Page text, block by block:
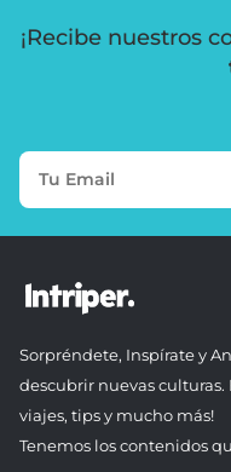
¡Recibe nuestros
Sorpréndete, Inspírate y
descubrir nuevas
viajes, tips y mucho más!
Tenemos los contenidos